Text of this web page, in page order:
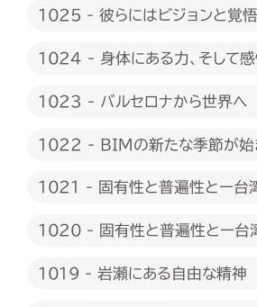
1025 - 彼らにはビジョンと覚悟
1024 - 身体にある力、そして
1023 - バルセロナから世界へ
1022 - BIMの新たな季節が始
1021 - 固有性と普遍性とー台
1020 - 固有性と普遍性とー台
1019 - 岩瀬にある自由な精神